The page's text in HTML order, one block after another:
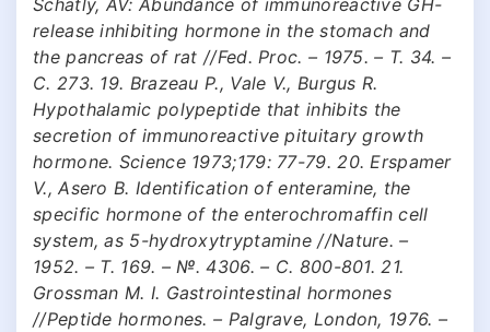
release inhibiting hormone in the stomach and
the pancreas of rat //Fed. Proc. – 1975. – Т. 34. –
С. 273. 19. Brazeau P., Vale V., Burgus R.
Hypothalamic polypeptide that inhibits the
secretion of immunoreactive pituitary growth
hormone. Science 1973;179: 77-79. 20. Erspamer
V., Asero B. Identification of enteramine, the
specific hormone of the enterochromaffin cell
system, as 5-hydroxytryptamine //Nature. –
1952. – Т. 169. – №. 4306. – С. 800-801. 21.
Grossman M. I. Gastrointestinal hormones
//Peptide hormones. – Palgrave, London, 1976. –